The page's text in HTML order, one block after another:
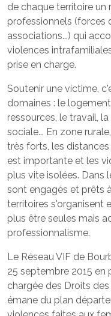
de chaque territoire un
professionnels (forces
associations...) qui
violences
prise en charge.
Soutenir une victime,
domaines : le
ressources, le travail,
sociale... En zone
très forts, les
est importante et les
plus vite isolées. Dans
sont engagés et prêts
territoires s'organisent
plus être seules mais
professionnalisme.
Le Réseau VIF de
25 septembre 2015 en
chargée des Droits
émane du plan